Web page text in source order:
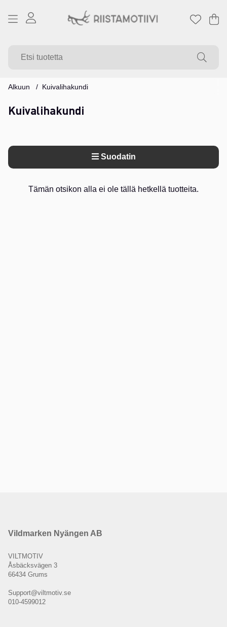
.
Alkuun Kuivalihakundi
Kuivalihakundi
Suodatin
TuotteetTämän otsikon alla ei ole tällä hetkellä tuotteita.
Vildmarken Nyängen AB
VILTMOTIV
Åsbäcksvägen 3
66434 Grums
Support@viltmotiv.se
010-4599012